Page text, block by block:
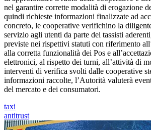
nel garantire corrette modalità di erogazione
quindi richieste informazioni finalizzate ad
concreto, le cooperative verifichino la
servizio agli utenti da parte dei tassisti
previste nei rispettivi statuti con riferimento
alla corretta funzionalità dei Pos e
elettronici, al rispetto dei turni, all’attività di
interventi di verifica svolti dalle cooperative
informazioni raccolte, l’Autorità valuterà
del mercato e dei consumatori.
taxi
antitrust